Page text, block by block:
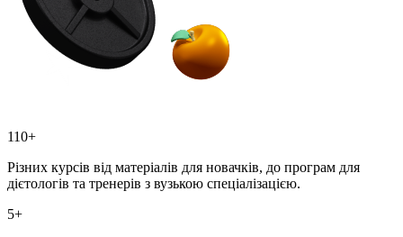
110+
Різних курсів від матеріалів для новачків, до програм для
дієтологів та тренерів з вузькою спеціалізацією.
5+